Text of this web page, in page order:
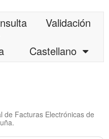
Validación
Castellano
de Facturas Electrónicas de